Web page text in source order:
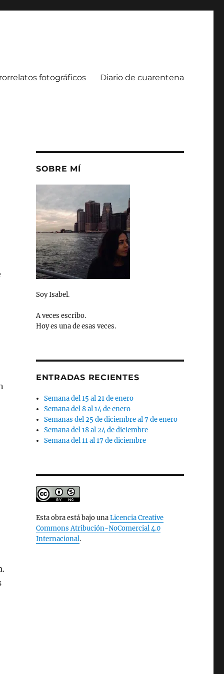
fotográficos Diario de cuarentena
SOBRE MÍ
Soy Isabel.
A veces escribo.
Hoy es una de esas veces.
ENTRADAS RECIENTES
Semana del 15 al 21 de enero
Semana del 8 al 14 de enero
Semanas del 25 de diciembre al 7 de enero
Semana del 18 al 24 de diciembre
Semana del 11 al 17 de diciembre
Esta obra está bajo unaLicencia Creative
Commons Atribución-NoComercial 4.0
Internacional.